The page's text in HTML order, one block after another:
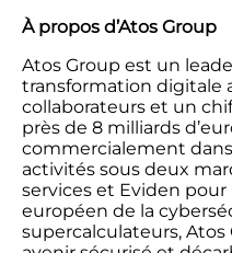
À propos d’Atos Group
Atos Group est un
transformation digitale
collaborateurs et un
près de 8 milliards
commercialement dans
activités sous deux
services et Eviden
européen de la
supercalculateurs, Atos